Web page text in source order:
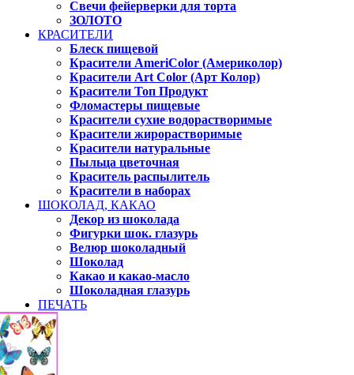
Свечи фейерверки для торта
ЗОЛОТО
КРАСИТЕЛИ
Блеск пищевой
Красители AmeriColor (Америколор)
Красители Art Color (Арт Колор)
Красители Топ Продукт
Фломастеры пищевые
Красители сухие водорастворимые
Красители жирорастворимые
Красители натуральные
Пыльца цветочная
Краситель распылитель
Красители в наборах
ШОКОЛАД, КАКАО
Декор из шоколада
Фигурки шок. глазурь
Велюр шоколадный
Шоколад
Какао и какао-масло
Шоколадная глазурь
ПЕЧАТЬ